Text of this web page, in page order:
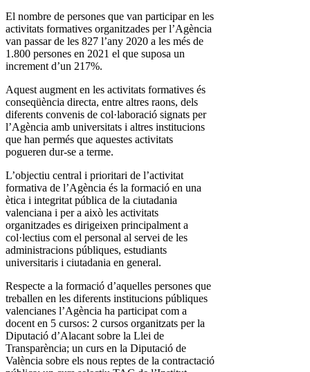
El nombre de persones que van participar en les
activitats formatives organitzades per l’Agència
van passar de les 827 l’any 2020 a les més de
1.800 persones en 2021 el que suposa un
increment d’un 217%.
Aquest augment en les activitats formatives és
conseqüència directa, entre altres raons, dels
diferents convenis de col·laboració signats per
l’Agència amb universitats i altres institucions
que han permés que aquestes activitats
pogueren dur-se a terme.
L’objectiu central i prioritari de l’activitat
formativa de l’Agència és la formació en una
ètica i integritat pública de la ciutadania
valenciana i per a això les activitats
organitzades es dirigeixen principalment a
col·lectius com el personal al servei de les
administracions públiques, estudiants
universitaris i ciutadania en general.
Respecte a la formació d’aquelles persones que
treballen en les diferents institucions públiques
valencianes l’Agència ha participat com a
docent en 5 cursos: 2 cursos organitzats per la
Diputació d’Alacant sobre la Llei de
Transparència; un curs en la Diputació de
València sobre els nous reptes de la contractació